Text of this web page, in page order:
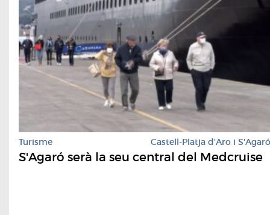
Turisme Castell-Platja d'Aro i S'Agaró
S'Agaró serà la seu central del Medcruise